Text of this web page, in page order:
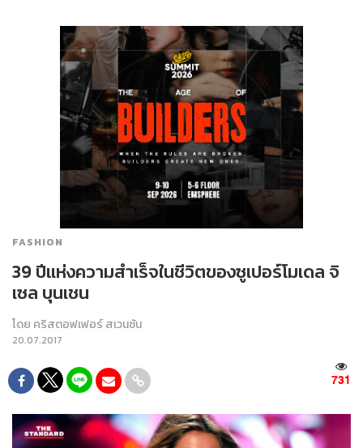
FASHION
39 ปีแห่งความสำเร็จในชีวิตของซูเปอร์โมเดล จิ
เซล บุนเชน
โดย คริสตอฟเฟอร์ สเวนซัน
20.07.2017
731